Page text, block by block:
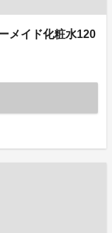
メイド化粧水120